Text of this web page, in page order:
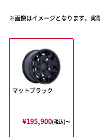
※画像はイメージとなります。実
マットブラック
¥195,900(税込)〜